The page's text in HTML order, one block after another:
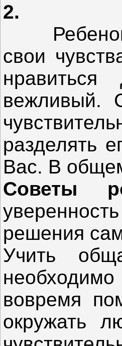
2.
Ребенок
свои
вежливый.
разделять
Вас. В
Советы
решения
Учить
необходимо
вовремя
окружать